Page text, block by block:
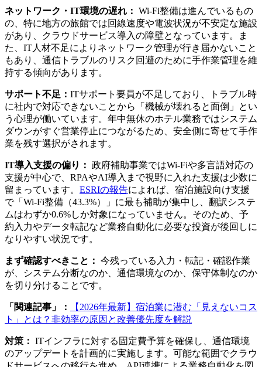
ネットワーク・IT環境の遅れ： Wi-Fi整備は進んでいるもの
の、特に地方の旅館では回線速度や電波状況が不安定な施設
があり、クラウドサービス導入の障壁となっています。ま
た、IT人材不足によりネットワーク管理が行き届かないこと
もあり、通信トラブルのリスク回避のために手作業管理を維
持する傾向があります。
サポート不足： ITサポート要員が不足しており、トラブル時
に社内で対応できないことから「機械が壊れると面倒」とい
う心理が働いています。年中無休のホテル業務ではシステム
ダウンがすぐ営業停止につながるため、安全側に寄せて手作
業を残す選択がされます。
IT導入支援の偏り： 政府補助事業ではWi-Fiや多言語対応の
支援が中心で、RPAやAI導入まで視野に入れた支援は少数に
留まっています。 ESRIの報告によれば、宿泊施設向け支援
で「Wi-Fi整備（43.3%）」に最も補助が集中し、翻訳システ
ムはわずか0.6%しか対象になっていません。そのため、予
約入力やデータ転記など業務自動化に必要な投資が後回しに
なりやすい状況です。
まず確認すべきこと： 今残っている入力・転記・確認作業
が、システム分断なのか、通信環境なのか、保守体制なのか
を切り分けることです。
「関連記事」：
【2026年最新】宿泊業に潜む「見えないコス
ト」とは？非効率の原因と改善優先度を解説
対策： ITインフラに対する固定費予算を確保し、通信環境
のアップデートを計画的に実施します。可能な範囲でクラウ